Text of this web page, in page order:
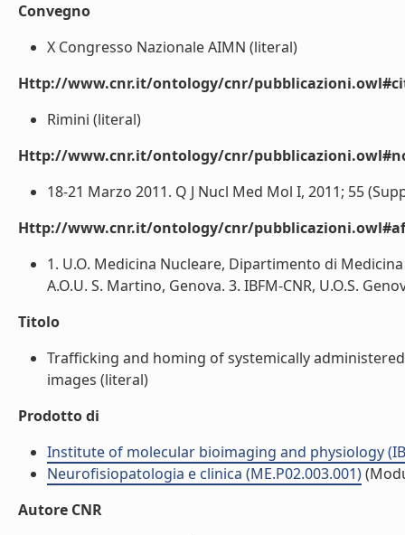
Convegno
X Congresso Nazionale AIMN (literal)
Http://www.cnr.it/ontology/cnr/
Rimini (literal)
Http://www.cnr.it/ontology/cnr/
18-21 Marzo 2011. Q J Nucl Med Mol I, 2011; 55
Http://www.cnr.it/ontology/cnr/
1. U.O. Medicina Nucleare, Dipartimento di
A.O.U. S. Martino, Genova. 3. IBFM-CNR, U.O.S.
Titolo
Trafficking and homing of systemically
images (literal)
Prodotto di
Institute of molecular bioimaging and physiology
Neurofisiopatologia e clinica (ME.P02.003.001)
Autore CNR